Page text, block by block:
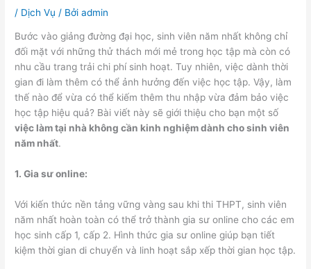
/ Dịch Vụ / Bởiadmin
Bước vào giảng đường đại học, sinh viên năm nhất không chỉ
đối mặt với những thử thách mới mẻ trong học tập mà còn có
nhu cầu trang trải chi phí sinh hoạt. Tuy nhiên, việc dành thời
gian đi làm thêm có thể ảnh hưởng đến việc học tập. Vậy, làm
thế nào để vừa có thể kiếm thêm thu nhập vừa đảm bảo việc
học tập hiệu quả? Bài viết này sẽ giới thiệu cho bạn một số
việc làm tại nhà không cần kinh nghiệm dành cho sinh viên
năm nhất.
1. Gia sư online:
Với kiến thức nền tảng vững vàng sau khi thi THPT, sinh viên
năm nhất hoàn toàn có thể trở thành gia sư online cho các em
học sinh cấp 1, cấp 2. Hình thức gia sư online giúp bạn tiết
kiệm thời gian di chuyển và linh hoạt sắp xếp thời gian học tập.